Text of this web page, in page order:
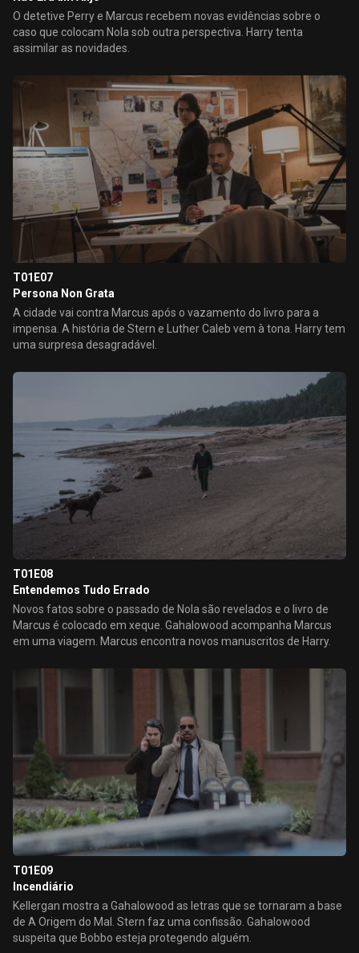
O detetive Perry e Marcus recebem novas evidências sobre o
caso que colocam Nola sob outra perspectiva. Harry tenta
assimilar as novidades.
T01E07
Persona Non Grata
A cidade vai contra Marcus após o vazamento do livro para a
impensa. A história de Stern e Luther Caleb vem à tona. Harry tem
uma surpresa desagradável.
T01E08
Entendemos Tudo Errado
Novos fatos sobre o passado de Nola são revelados e o livro de
Marcus é colocado em xeque. Gahalowood acompanha Marcus
em uma viagem. Marcus encontra novos manuscritos de Harry.
T01E09
Incendiário
Kellergan mostra a Gahalowood as letras que se tornaram a base
de A Origem do Mal. Stern faz uma confissão. Gahalowood
suspeita que Bobbo esteja protegendo alguém.